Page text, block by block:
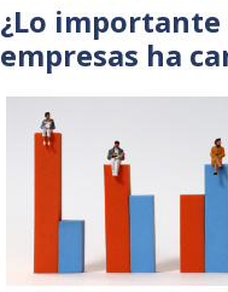
¿Lo importante
empresas ha